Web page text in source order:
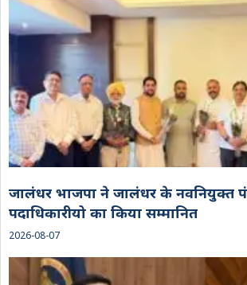
जालंधर भाजपा ने जालंधर के नवनियुक्त
पदाधिकारीयो का किया सम्मानित
2026-08-07